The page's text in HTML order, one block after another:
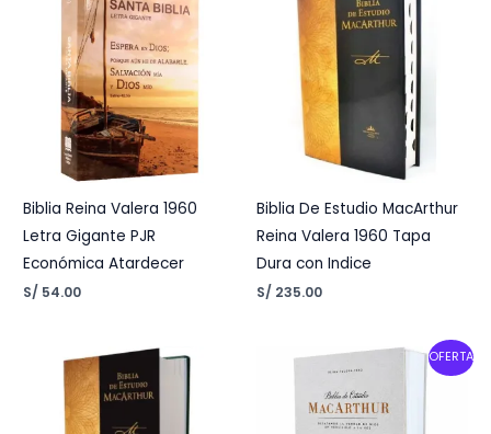
Biblia Reina Valera 1960
Letra Gigante PJR
Económica Atardecer
S/ 54.00
Biblia De Estudio MacArthur
Reina Valera 1960 Tapa
Dura con Indice
S/ 235.00
OFERTA
Original
price
was:
S/ 175.00.
Current
S/ 150.00.